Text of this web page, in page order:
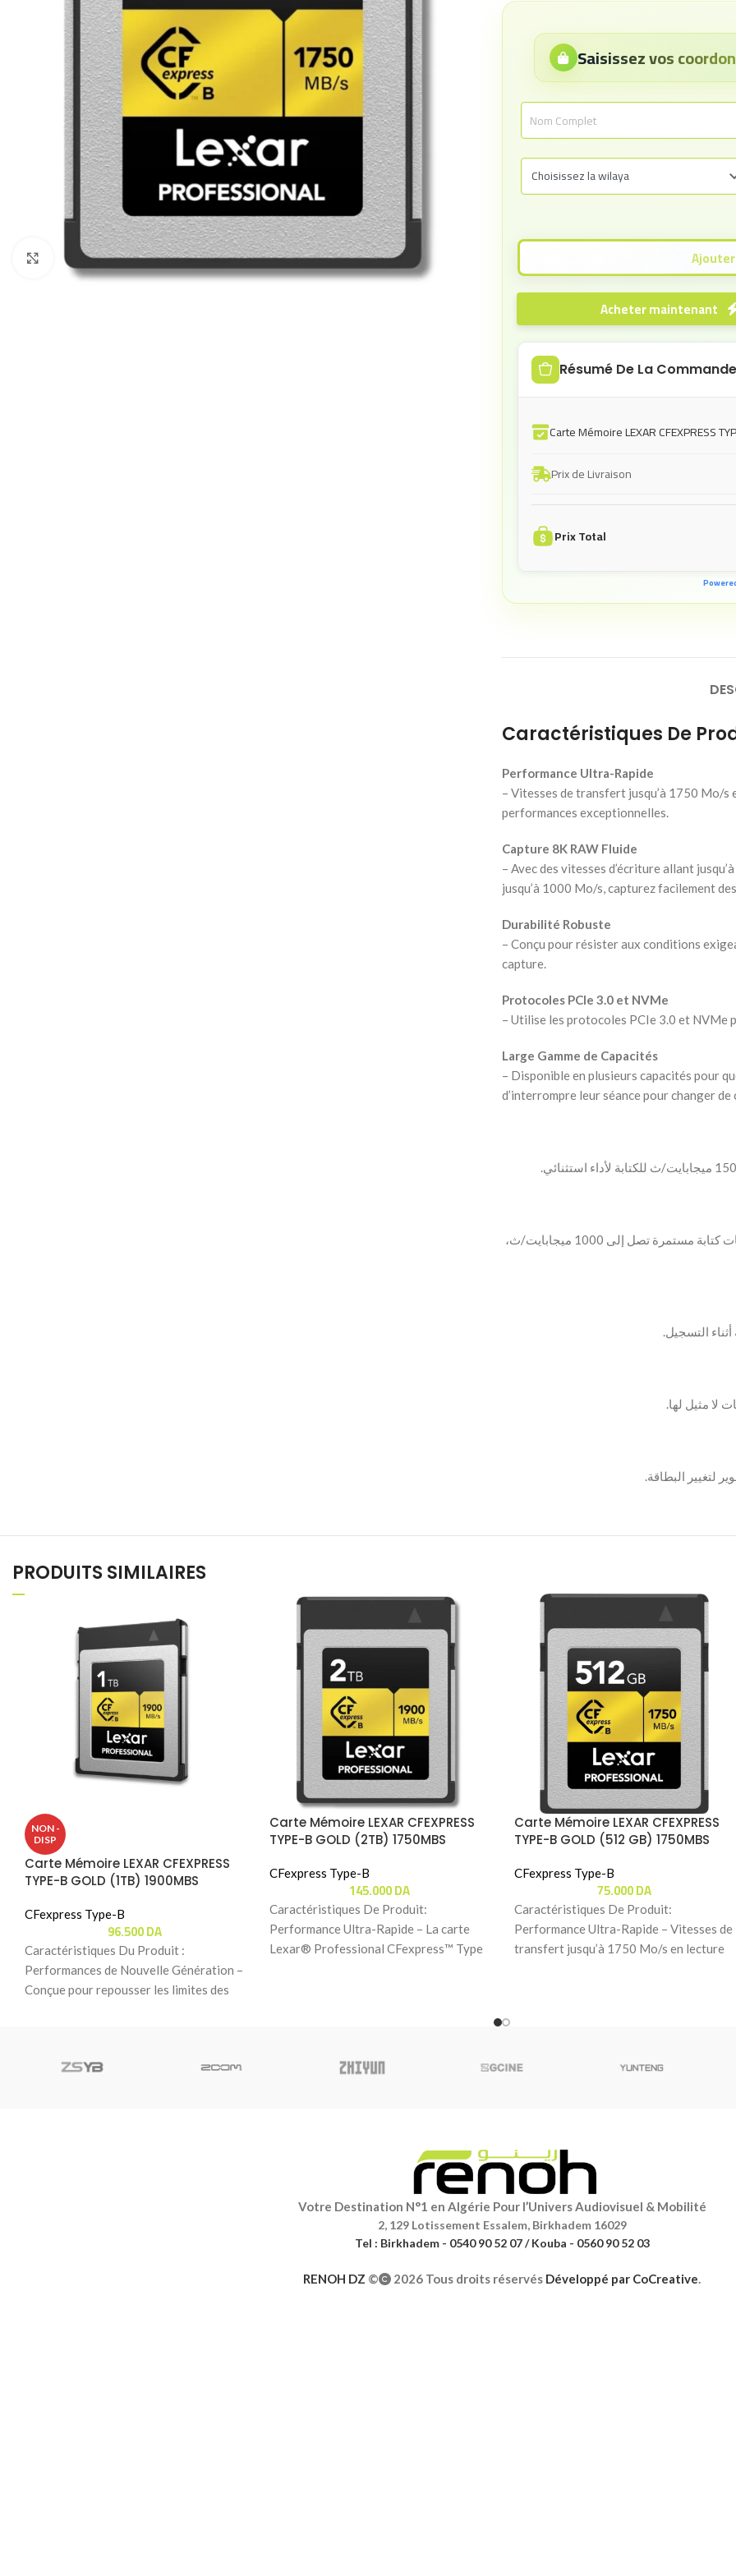
Câbles Video
Click to enlarge
Saisissez vos
Résumé De La Commande
Carte Mémoire LEXAR CFEXPRESS
Prix de Livraison
Prix Total
Caractéristiques De
Performance Ultra-Rapide
– Vitesses de transfert jusqu’à 1750 Mo/
performances exceptionnelles.
Capture 8K RAW Fluide
– Avec des vitesses d’écriture allant
jusqu’à 1000 Mo/s, capturez facilement
Durabilité Robuste
– Conçu pour résister aux conditions
capture.
Protocoles PCIe 3.0 et NVMe
– Utilise les protocoles PCIe 3.0 et NVMe
Large Gamme de Capacités
– Disponible en plusieurs capacités pour
d’interrompre leur séance pour changer de
‫- مع سرعات كتابة تصل إلى 1500 ميجابايت/ث وسرعات كتابة مستمرة تصل إلى 1000 ميجابايت/ث،
التسجيل.
لتغيير البطاقة.
PRODUITS SIMILAIRES
NON -
DISP
Carte Mémoire LEXAR CFEXPRESS
TYPE-B GOLD (1TB) 1900MBS
CFexpress Type-B
96.500DA
Caractéristiques Du Produit :
Performances de Nouvelle Génération –
Conçue pour repousser les limites des
Carte Mémoire LEXAR CFEXPRESS
TYPE-B GOLD (2TB) 1750MBS
CFexpress Type-B
145.000DA
Caractéristiques De Produit:
Performance Ultra-Rapide – La carte
Lexar® Professional CFexpress™ Type
Carte Mémoire LEXAR CFEXPRESS
TYPE-B GOLD (512 GB) 1750MBS
CFexpress Type-B
75.000DA
Caractéristiques De Produit:
Performance Ultra-Rapide – Vitesses de
transfert jusqu’à 1750 Mo/s en lecture
Votre Destination N°1 en Algérie Pour l’Univers Audiovisuel & Mobilité
2, 129 Lotissement Essalem, Birkhadem 16029
Tel : Birkhadem - 0540 90 52 07 / Kouba - 0560 90 52 03
RENOH DZ © 2026 Tous droits réservés Développé par CoCreative.